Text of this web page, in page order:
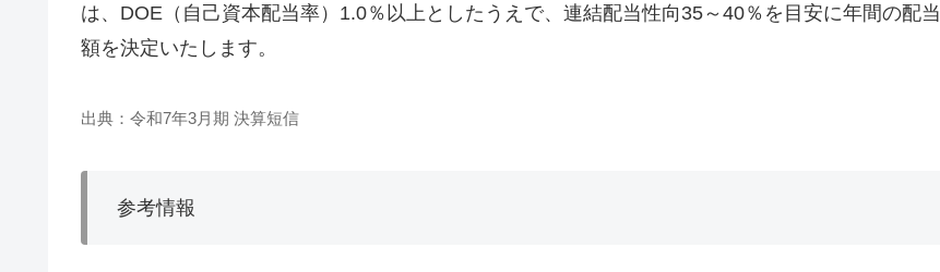
は、DOE（自己資本配当率）1.0％以上としたうえで、連結配当性向35～40％を目安に年間の配当
額を決定いたします。
出典：令和7年3月期 決算短信
参考情報